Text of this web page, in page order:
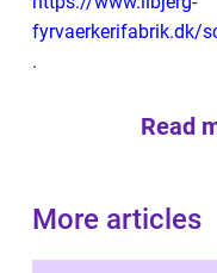
fyrvaerkerifabrik.dk/
.
Read
More articles